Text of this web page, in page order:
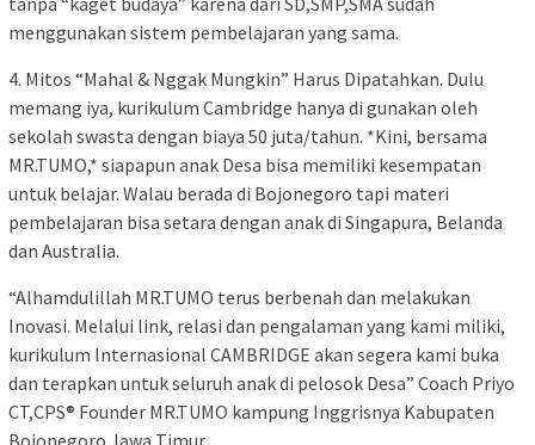
menggunakan sistem pembelajaran yang sama.
4. Mitos “Mahal & Nggak Mungkin” Harus Dipatahkan. Dulu
memang iya, kurikulum Cambridge hanya di gunakan oleh
sekolah swasta dengan biaya 50 juta/tahun. *Kini, bersama
MR.TUMO,* siapapun anak Desa bisa memiliki kesempatan
untuk belajar. Walau berada di Bojonegoro tapi materi
pembelajaran bisa setara dengan anak di Singapura, Belanda
dan Australia.
“Alhamdulillah MR.TUMO terus berbenah dan melakukan
Inovasi. Melalui link, relasi dan pengalaman yang kami miliki,
kurikulum Internasional CAMBRIDGE akan segera kami buka
dan terapkan untuk seluruh anak di pelosok Desa” Coach Priyo
CT,CPS® Founder MR.TUMO kampung Inggrisnya Kabupaten
Bojonegoro Jawa Timur.